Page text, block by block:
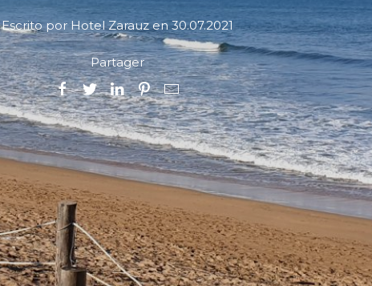
Escrito por Hotel Zarauz en30.07.2021
Partager